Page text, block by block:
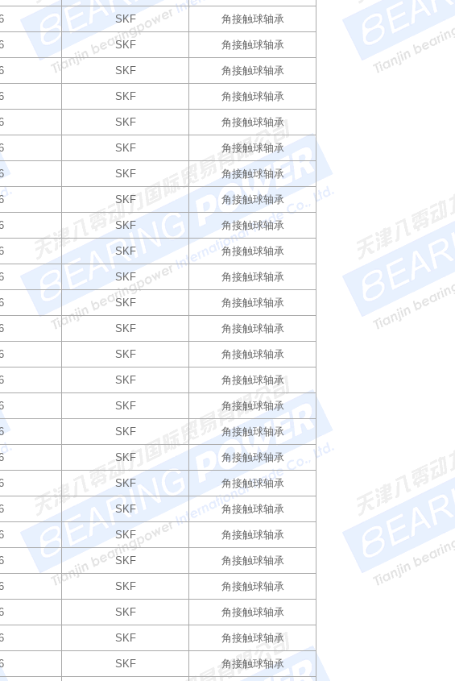
SKF 角接触球轴承
SKF 角接触球轴承
SKF 角接触球轴承
SKF 角接触球轴承
SKF 角接触球轴承
SKF 角接触球轴承
SKF 角接触球轴承
SKF 角接触球轴承
SKF 角接触球轴承
SKF 角接触球轴承
SKF 角接触球轴承
SKF 角接触球轴承
SKF 角接触球轴承
SKF 角接触球轴承
SKF 角接触球轴承
SKF 角接触球轴承
SKF 角接触球轴承
SKF 角接触球轴承
SKF 角接触球轴承
SKF 角接触球轴承
SKF 角接触球轴承
SKF 角接触球轴承
SKF 角接触球轴承
SKF 角接触球轴承
SKF 角接触球轴承
SKF 角接触球轴承